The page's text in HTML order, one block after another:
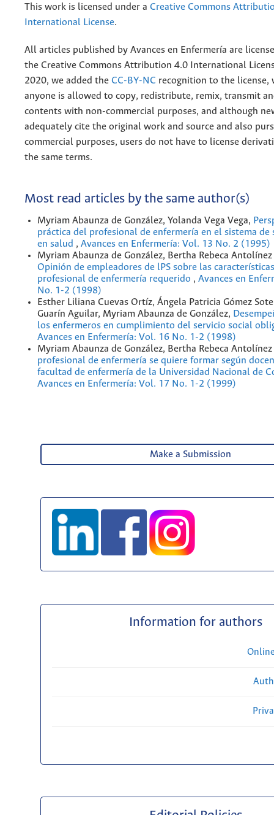
This work is licensed under a Creative Commons
International License.
All articles published by Avances en Enfermería are
the Creative Commons Attribution 4.0 International
2020, we added the CC-BY-NC recognition to the license,
anyone is allowed to copy, redistribute, remix, transmit
contents with non-commercial purposes, and although
adequately cite the original work and source and also
commercial purposes, users do not have to license
the same terms.
Most read articles by the same author(s)
Myriam Abaunza de González, Yolanda Vega Vega,
práctica del profesional de enfermería en el sistema de
en salud , Avances en Enfermería: Vol. 13 No. 2 (1995)
Myriam Abaunza de González, Bertha Rebeca Antolínez
Opinión de empleadores de lPS sobre las
profesional de enfermería requerido , Avances en
No. 1-2 (1998)
Esther Liliana Cuevas Ortíz, Ángela Patricia Gómez
Guarín Aguilar, Myriam Abaunza de González,
los enfermeros en cumplimiento del servicio social
Avances en Enfermería: Vol. 16 No. 1-2 (1998)
Myriam Abaunza de González, Bertha Rebeca
profesional de enfermería se quiere formar según
facultad de enfermería de la Universidad Nacional de
Avances en Enfermería: Vol. 17 No. 1-2 (1999)
Make a Submission
Information for authors